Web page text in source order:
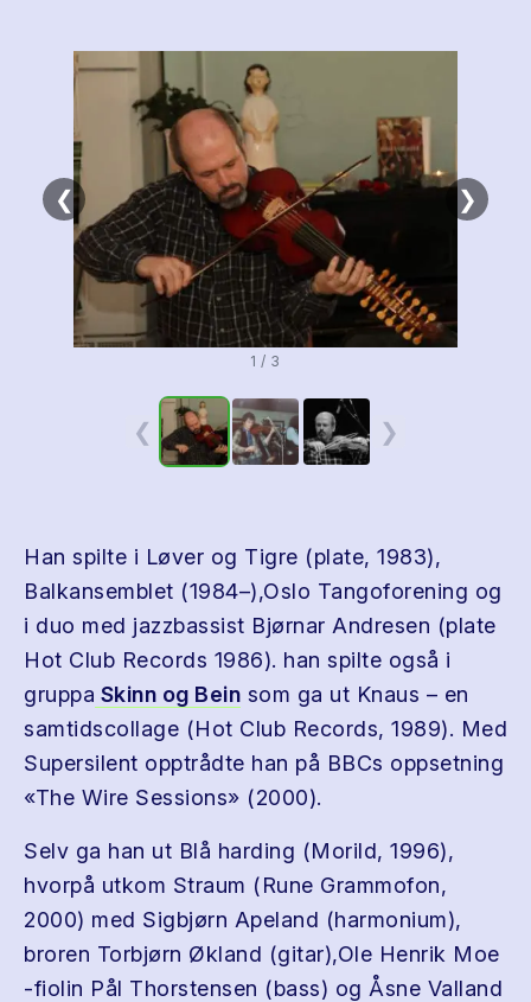
❮ ❯
1 / 3
❮ ❯
Han spilte i Løver og Tigre (plate, 1983),
Balkansemblet (1984–),Oslo Tangoforening og
i duo med jazzbassist Bjørnar Andresen (plate
Hot Club Records 1986). han spilte også i
gruppa Skinn og Bein som ga ut Knaus – en
samtidscollage (Hot Club Records, 1989). Med
Supersilent opptrådte han på BBCs oppsetning
«The Wire Sessions» (2000).
Selv ga han ut Blå harding (Morild, 1996),
hvorpå utkom Straum (Rune Grammofon,
2000) med Sigbjørn Apeland (harmonium),
broren Torbjørn Økland (gitar),Ole Henrik Moe
-fiolin Pål Thorstensen (bass) og Åsne Valland